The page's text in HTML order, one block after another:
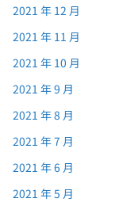
2021 年 12 月
2021 年 11 月
2021 年 10 月
2021 年 9 月
2021 年 8 月
2021 年 7 月
2021 年 6 月
2021 年 5 月